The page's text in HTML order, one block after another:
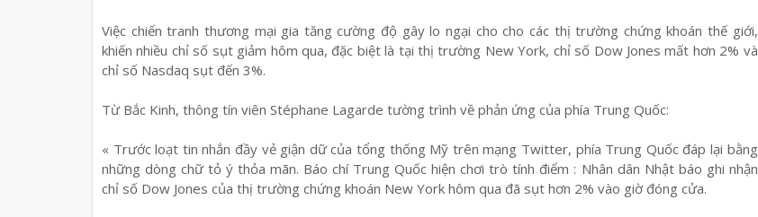
Việc chiến tranh thương mại gia tăng cường độ gây lo ngại cho cho các thị trường chứng khoán thế giới,
khiến nhiều chỉ số sụt giảm hôm qua, đặc biệt là tại thị trường New York, chỉ số Dow Jones mất hơn 2% và
chỉ số Nasdaq sụt đến 3%.
Từ Bắc Kinh, thông tín viên Stéphane Lagarde tường trình về phản ứng của phía Trung Quốc:
« Trước loạt tin nhắn đầy vẻ giận dữ của tổng thống Mỹ trên mạng Twitter, phía Trung Quốc đáp lại bằng
những dòng chữ tỏ ý thỏa mãn. Báo chí Trung Quốc hiện chơi trò tính điểm : Nhân dân Nhật báo ghi nhận
chỉ số Dow Jones của thị trường chứng khoán New York hôm qua đã sụt hơn 2% vào giờ đóng cửa.